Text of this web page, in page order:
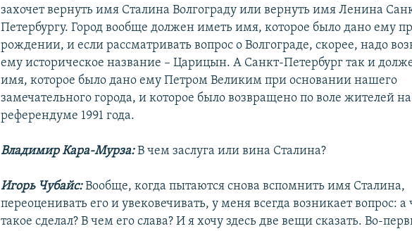
захочет вернуть имя Сталина Волгограду или вернуть имя Ленина
Петербургу. Город вообще должен иметь имя, которое было дано ему
рождении, и если рассматривать вопрос о Волгограде, скорее, надо
ему историческое название – Царицын. А Санкт-Петербург так и
имя, которое было дано ему Петром Великим при основании нашего
замечательного города, и которое было возвращено по воле жителей на
референдуме 1991 года.
Владимир Кара-Мурза:В чем заслуга или вина Сталина?
Игорь Чубайс:Вообще, когда пытаются снова вспомнить имя Сталина,
переоценивать его и увековечивать, у меня всегда возникает вопрос: а
такое сделал? В чем его слава? И я хочу здесь две вещи сказать. Во-